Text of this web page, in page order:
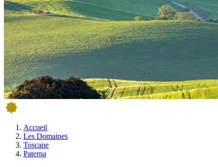
Accueil
Les Domaines
Toscane
Paterna